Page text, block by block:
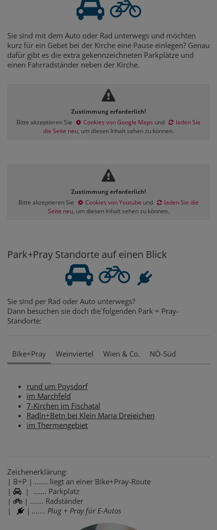
Sie sind mit dem Auto oder Rad unterwegs und möchten
kurz für ein Gebet bei der Kirche eine Pause einlegen? Genau
dafür gibt es die extra gekennzeichneten Parkplätze und
einen Fahrradständer neben der Kirche.
Zustimmung erforderlich!
Bitte akzeptieren Sie
Cookies von Google Maps und
laden Sie
die Seite neu, um diesen Inhalt sehen zu können.
Zustimmung erforderlich!
Bitte akzeptieren Sie
Cookies von Youtube und
laden Sie die
Seite neu, um diesen Inhalt sehen zu können.
Park+Pray Standorte auf einen Blick
Sie sind per Rad oder Auto unterwegs?
Dann besuchen sie doch die´folgenden Park + Pray-
Standorte:
Bike+Pray Weinviertel Wien & Co. NÖ-Süd
rund um Poysdorf
im Marchfeld
7-Kirchen im Fischatal
Radln+Betn bei Klein Maria Dreieichen
im Thermengebiet
Zeichenerklärung:
| B+P | ....... liegt an einer Bike+Pray-Route
|
| ....... Parkplatz
|
| ....... Radständer
|
| ....... Plug + Pray für E-Autos